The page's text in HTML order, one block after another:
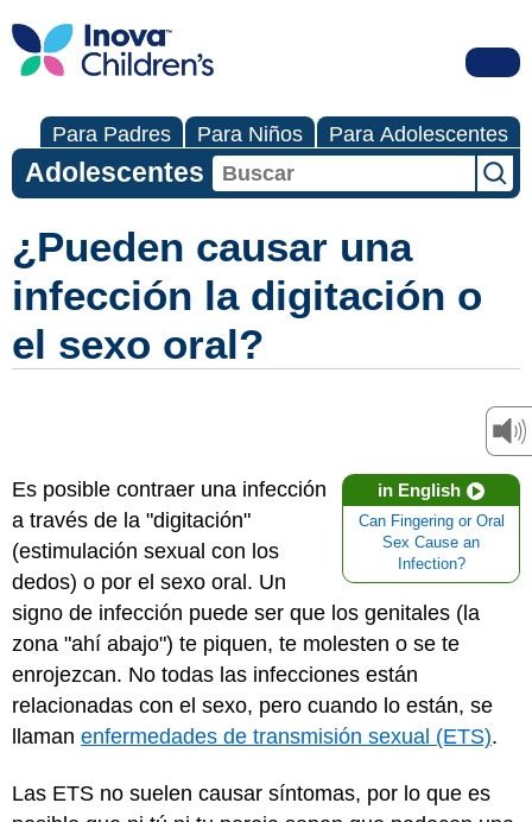
Para Padres Para Niños Para Adolescentes
Adolescentes
¿Pueden causar una
infección la digitación o
el sexo oral?
in English
Can Fingering or Oral
Sex Cause an
Infection?
Es posible contraer una infección
a través de la "digitación"
(estimulación sexual con los
dedos) o por el sexo oral. Un
signo de infección puede ser que los genitales (la
zona "ahí abajo") te piquen, te molesten o se te
enrojezcan. No todas las infecciones están
relacionadas con el sexo, pero cuando lo están, se
llaman enfermedades de transmisión sexual (ETS).
Las ETS no suelen causar síntomas, por lo que es